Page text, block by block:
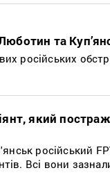
та
російських
який
російський
Всі вони